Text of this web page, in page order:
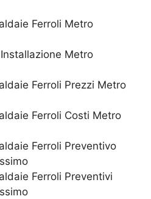
Ferroli Metro
Metro
Ferroli Prezzi Metro
Ferroli Costi Metro
Ferroli Preventivo
Ferroli Preventivi